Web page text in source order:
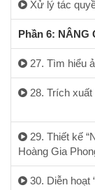
Xử lý tác
Phần 6: NÂNG
27. Tìm hiểu
28. Trích
29. Thiết kế
Hoàng Gia
30. Diễn hoạt